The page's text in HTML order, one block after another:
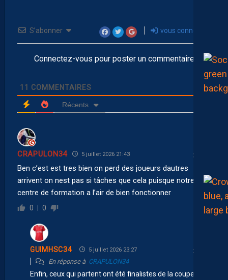
S’abonner vous connecter
Connectez-vous pour poster un commentaire
11 COMMENTAIRES
Récents
CRAPULON34 5 juillet 2026 21:43
Ben c’est est tres bien on perd des joueurs dautres
arrivent on nest pas si tâches que cela puisque notre
centre de formation a l’air de bien fonctionner
0 0
GUIMHSC34 5 juillet 2026 23:27
En réponse à CRAPULON34
Enfin, ceux qui partent ont été finalistes de la coupe